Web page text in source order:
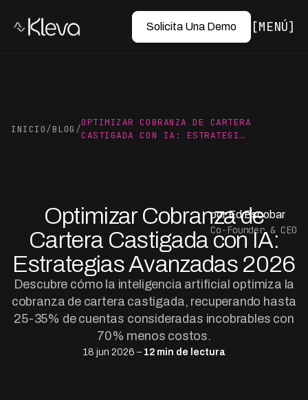
Solicita Una Demo MENÚ
INICIO/BLOG /
OPTIMIZAR COBRANZA DE CARTERA
CASTIGADA CON IA: ESTRATEGI…
Optimizar Cobranza de
Cartera Castigada con IA:
Estrategias Avanzadas 2026
Descubre cómo la inteligencia artificial optimiza la
cobranza de cartera castigada, recuperando hasta
25-35% de cuentas consideradas incobrables con
70% menos costos.
18 jun 2026 – 12 min de lectura
por Ed Escobar
Co-Founder & CEO